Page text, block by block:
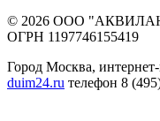
© 2026 ООО
ОГРН 1197746155419
Город Москва,
duim24.ru телефон 8